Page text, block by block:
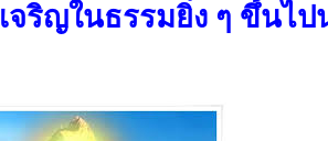
จริญในธรรมยิ่ง ๆ ขึ้นไป